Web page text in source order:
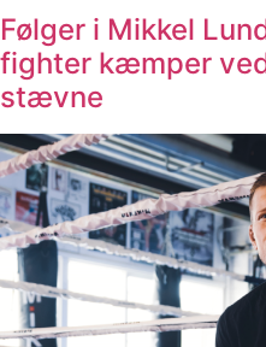
Følger i Mikkel
fighter kæmper
stævne